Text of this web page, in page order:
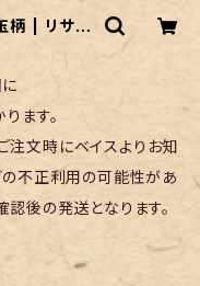
柄 | リサイ
ます。
文時にベイスよりお知
の不正利用の可能性があ
後の発送となります。